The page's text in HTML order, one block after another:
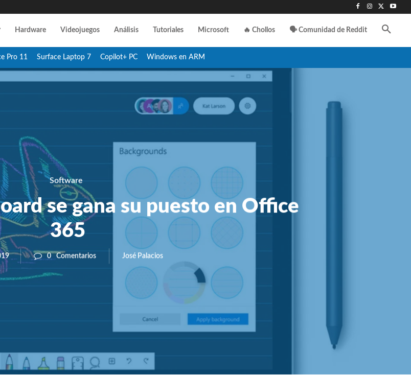
Hardware Videojuegos Análisis Tutoriales Microsoft 🔥 Chollos 🗣️ Comunidad de Reddit
Pro 11 Surface Laptop 7 Copilot+ PC Windows en ARM
Software
se gana su puesto en Office
365
0 Comentarios José Palacios